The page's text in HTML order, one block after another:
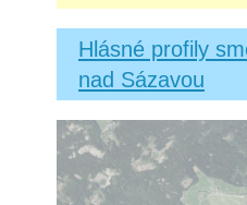
Hlásné profily
nad Sázavou